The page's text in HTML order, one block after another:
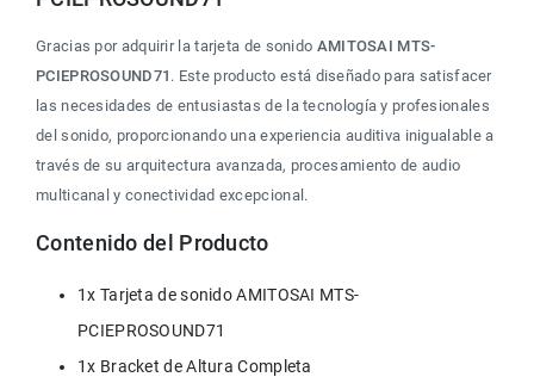
Gracias por adquirir la tarjeta de sonido AMITOSAI MTS-
PCIEPROSOUND71 . Este producto está diseñado para satisfacer
las necesidades de entusiastas de la tecnología y profesionales
del sonido, proporcionando una experiencia auditiva inigualable a
través de su arquitectura avanzada, procesamiento de audio
multicanal y conectividad excepcional.
Contenido del Producto
1x Tarjeta de sonido AMITOSAI MTS-
PCIEPROSOUND71
1x Bracket de Altura Completa